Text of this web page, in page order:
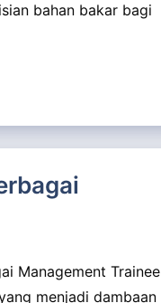
bahan bakar bagi
Management Trainee
menjadi dambaan